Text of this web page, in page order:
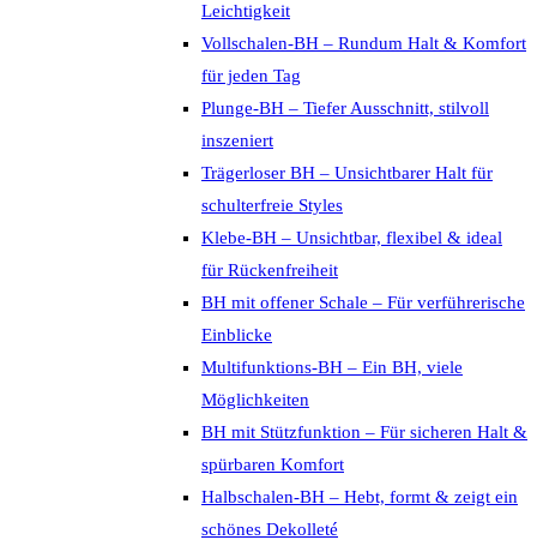
Leichtigkeit
Vollschalen-BH – Rundum Halt & Komfort
für jeden Tag
Plunge-BH – Tiefer Ausschnitt, stilvoll
inszeniert
Trägerloser BH – Unsichtbarer Halt für
schulterfreie Styles
Klebe-BH – Unsichtbar, flexibel & ideal
für Rückenfreiheit
BH mit offener Schale – Für verführerische
Einblicke
Multifunktions-BH – Ein BH, viele
Möglichkeiten
BH mit Stützfunktion – Für sicheren Halt &
spürbaren Komfort
Halbschalen-BH – Hebt, formt & zeigt ein
schönes Dekolleté